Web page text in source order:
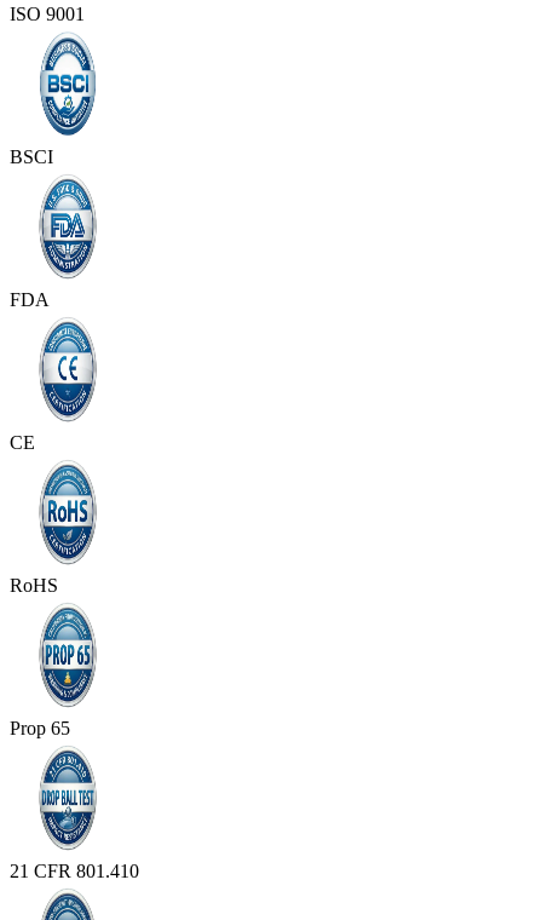
ISO 9001
BSCI
FDA
CE
RoHS
Prop 65
21 CFR 801.410